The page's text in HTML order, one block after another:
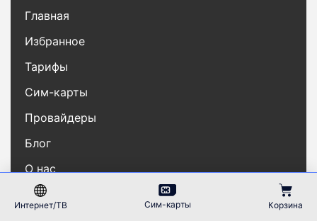
Интернет/ТВ Сим-карты Корзина
Главная
Избранное
Тарифы
Сим-карты
Провайдеры
Блог
О нас
Рейтинг